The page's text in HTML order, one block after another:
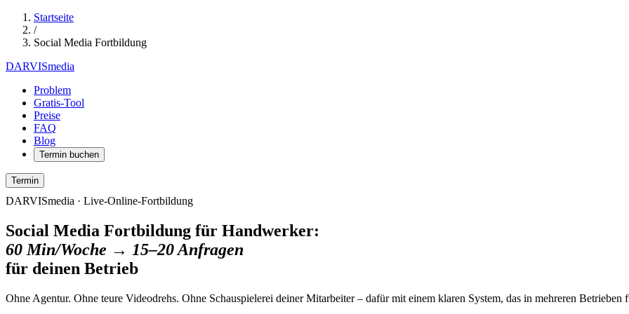
Startseite
/
Social Media Fortbildung
DARVISmedia
Problem
Gratis-Tool
Preise
FAQ
Blog
Termin buchen
Termin
DARVISmedia · Live-Online-Fortbildung
Social Media Fortbildung für Handwerker:
60 Min/Woche → 15–20 Anfragen
für deinen Betrieb
Ohne Agentur. Ohne teure Videodrehs. Ohne Schauspielerei deiner Mitarbeiter – dafür mit einem klaren System, das in mehreren Betrieben